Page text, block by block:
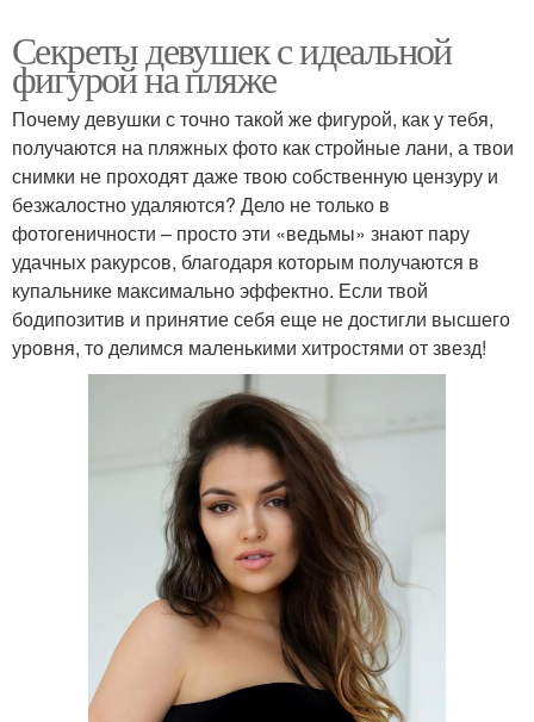
Секреты девушек с идеальной
фигурой на пляже
Почему девушки с точно такой же фигурой, как у тебя,
получаются на пляжных фото как стройные лани, а твои
снимки не проходят даже твою собственную цензуру и
безжалостно удаляются? Дело не только в
фотогеничности – просто эти «ведьмы» знают пару
удачных ракурсов, благодаря которым получаются в
купальнике максимально эффектно. Если твой
бодипозитив и принятие себя еще не достигли высшего
уровня, то делимся маленькими хитростями от звезд!